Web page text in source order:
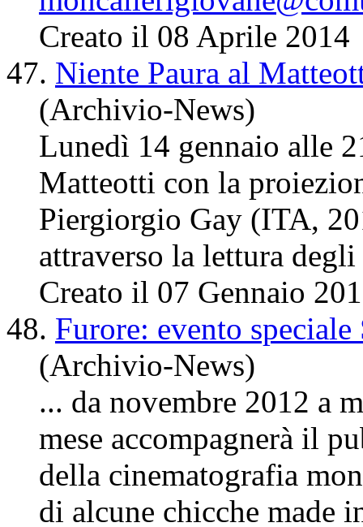
Creato il 08 Aprile 2014
47. Niente Paura al
(Archivio-News)
Lunedì 14 gennaio alle
Matteotti con la
Piergiorgio Gay (ITA,
attraverso la lettura degli
Creato il 07 Gennaio
48. Furore: evento speciale
(Archivio-News)
... da novembre 2012 a
mese accompagnerà il
della cinematografia
di alcune chicche made